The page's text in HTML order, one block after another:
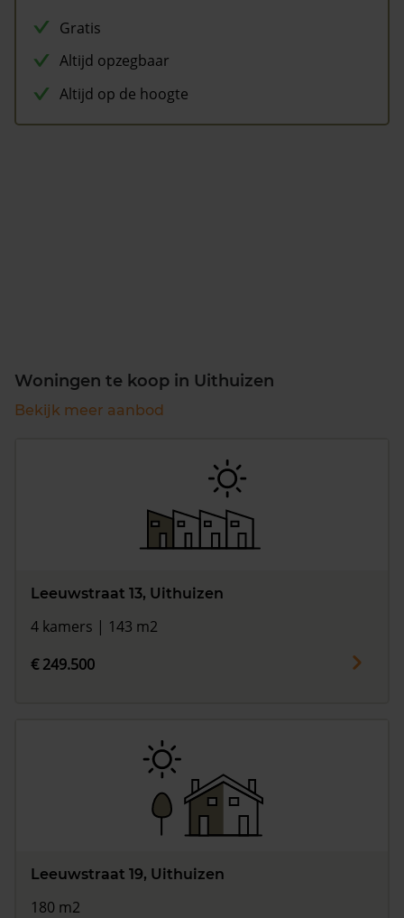
Gratis
Altijd opzegbaar
Altijd op de hoogte
Woningen te koop in Uithuizen
Bekijk meer aanbod
Leeuwstraat 13, Uithuizen
4 kamers | 143 m2
€ 249.500
Leeuwstraat 19, Uithuizen
180 m2